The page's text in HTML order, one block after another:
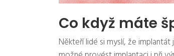
Co když máte
Někteří lidé si myslí, že